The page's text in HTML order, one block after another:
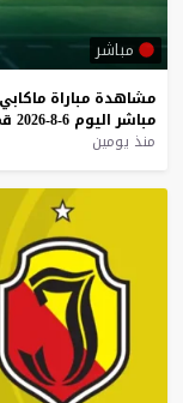
مباشر
مشاهدة مباراة ماكابي
مباشر اليوم 6-8-2026
منذ يومين